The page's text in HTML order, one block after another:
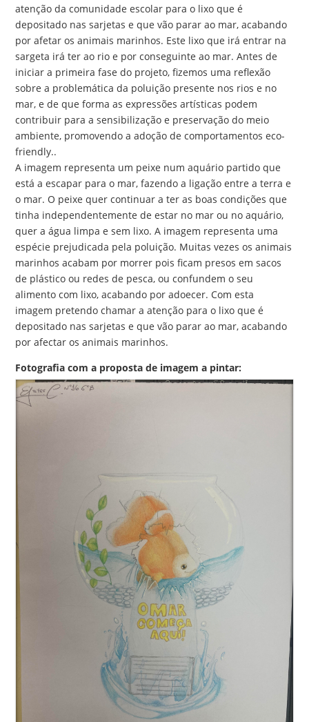
atenção da comunidade escolar para o lixo que é
depositado nas sarjetas e que vão parar ao mar, acabando
por afetar os animais marinhos. Este lixo que irá entrar na
sargeta irá ter ao rio e por conseguinte ao mar. Antes de
iniciar a primeira fase do projeto, fizemos uma reflexão
sobre a problemática da poluição presente nos rios e no
mar, e de que forma as expressões artísticas podem
contribuir para a sensibilização e preservação do meio
ambiente, promovendo a adoção de comportamentos eco-
friendly..
A imagem representa um peixe num aquário partido que
está a escapar para o mar, fazendo a ligação entre a terra e
o mar. O peixe quer continuar a ter as boas condições que
tinha independentemente de estar no mar ou no aquário,
quer a água limpa e sem lixo. A imagem representa uma
espécie prejudicada pela poluição. Muitas vezes os animais
marinhos acabam por morrer pois ficam presos em sacos
de plástico ou redes de pesca, ou confundem o seu
alimento com lixo, acabando por adoecer. Com esta
imagem pretendo chamar a atenção para o lixo que é
depositado nas sarjetas e que vão parar ao mar, acabando
por afectar os animais marinhos.
Fotografia com a proposta de imagem a pintar: